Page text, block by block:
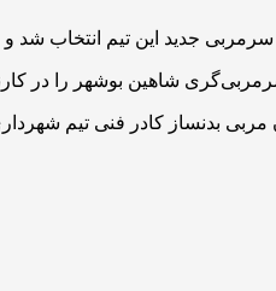
جدید این تیم انتخاب شد و
شاهین بوشهر را در
بدنساز کادر فنی تیم شهرداری